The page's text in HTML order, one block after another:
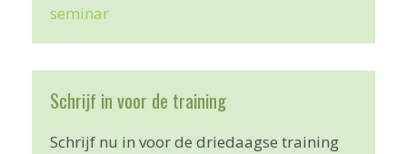
seminar
Schrijf in voor de training
Schrijf nu in voor de driedaagse training